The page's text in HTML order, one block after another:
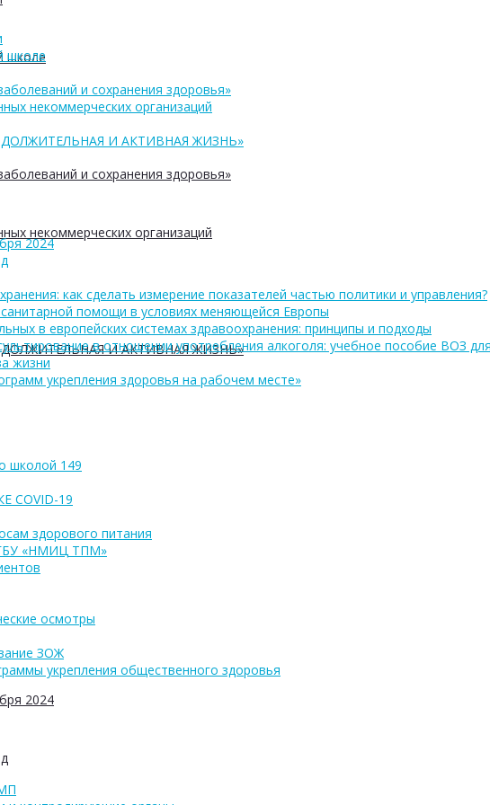
школе
и сохранения здоровья»
некоммерческих организаций
И АКТИВНАЯ ЖИЗНЬ»
2024
школе
и сохранения здоровья»
некоммерческих организаций
И АКТИВНАЯ ЖИЗНЬ»
2024
как сделать измерение показателей частью политики и управления?
помощи в условиях меняющейся Европы
в европейских системах здравоохранения: принципы и подходы
в отношении употребления алкоголя: учебное пособие ВОЗ
жизни
укрепления здоровья на рабочем месте»
школой 149
19
здорового питания
«НМИЦ ТПМ»
осмотры
ЗОЖ
укрепления общественного здоровья